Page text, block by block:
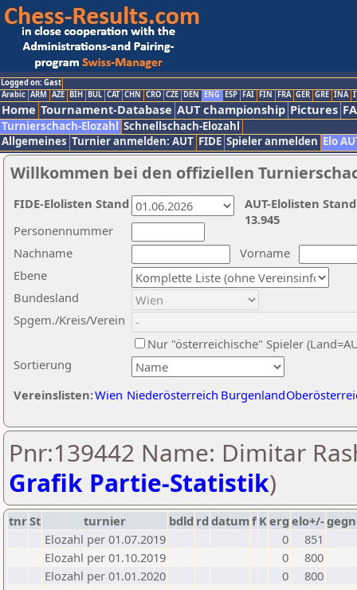
Logged on: Gast
Arabic ARM AZE BIH BUL CAT CHN CRO CZE DEN ENG ESP FAI FIN FRA GER GRE INA
Home Tournament-Database AUT championship Pictures
Turnierschach-Elozahl Schnellschach-Elozahl
Allgemeines Turnier anmelden: AUT FIDE Spieler anmelden Elo
Willkommen bei den offiziellen
Nachname
Vorname
Ebene
Sortierung
Personennummer
Bundesland
Spgem./Kreis/Verein
Nur "österreichische" Spieler
Vereinslisten:Wien Niederösterreich Burgenland
AUT-Elolisten
13.945
FIDE-Elolisten Stand
Pnr:139442 Name: Dimitar
Grafik Partie-Statistik)
tnrSt turnier bdld rd datumf Kerg elo+/-
Elozahl per 01.07.2019
0
851
Elozahl per 01.10.2019
0
800
Elozahl per 01.01.2020
0
800